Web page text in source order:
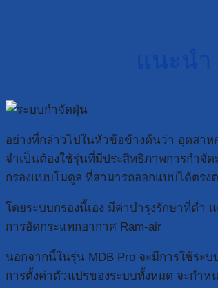
อย่างที่กล่าวไปในหัวข้อข้างต้นว่า อุตสา
จำเป็นต้องใช้รุ่นที่มีประสิทธิภาพการกำจั
กรองแบบโมดูล ที่สามารถออกแบบได้ตร
โดยระบบกรองนี้เอง มีค่าบำรุงรักษาที่ต่ำ
การอัดกระแทกอากาศ Ram-air
นอกจากนี้ในรุ่น MDB Pro จะมีการใช้ระบ
การตั้งค่าตัวแปรของระบบทั้งหมด จะกำห